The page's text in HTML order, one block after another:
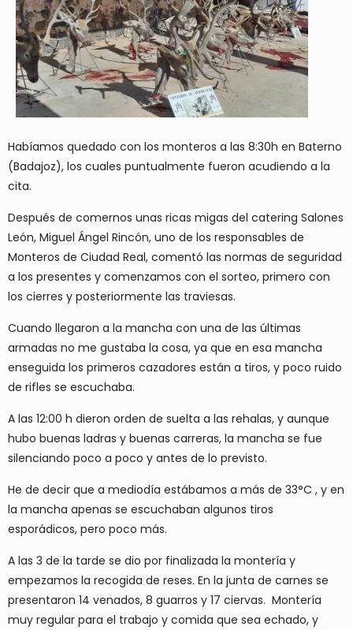
Habíamos quedado con los monteros a las 8:30h en Baterno
(Badajoz), los cuales puntualmente fueron acudiendo a la
cita.
Después de comernos unas ricas migas del catering Salones
León, Miguel Ángel Rincón, uno de los responsables de
Monteros de Ciudad Real, comentó las normas de seguridad
a los presentes y comenzamos con el sorteo, primero con
los cierres y posteriormente las traviesas.
Cuando llegaron a la mancha con una de las últimas
armadas no me gustaba la cosa, ya que en esa mancha
enseguida los primeros cazadores están a tiros, y poco ruido
de rifles se escuchaba.
A las 12:00 h dieron orden de suelta a las rehalas, y aunque
hubo buenas ladras y buenas carreras, la mancha se fue
silenciando poco a poco y antes de lo previsto.
He de decir que a mediodía estábamos a más de 33°C , y en
la mancha apenas se escuchaban algunos tiros
esporádicos, pero poco más.
A las 3 de la tarde se dio por finalizada la montería y
empezamos la recogida de reses. En la junta de carnes se
presentaron 14 venados, 8 guarros y 17 ciervas. Montería
muy regular para el trabajo y comida que sea echado, y